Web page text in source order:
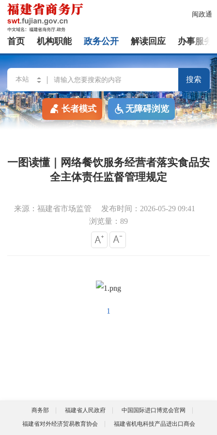
闽政通
首页 机构职能 政务公开 解读回应 办事服务
搜索
长者模式 无障碍浏览
一图读懂｜网络餐饮服务经营者落实食品安
全主体责任监督管理规定
来源：福建省市场监管
发布时间：2026-05-29 09:41
浏览量：89
1
商务部 福建省人民政府
中国国际进口博览会官网
福建省对外经济贸易教育协会
福建省机电科技产品进出口商会